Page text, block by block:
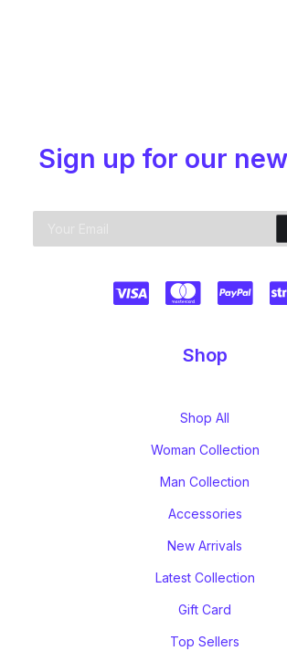
Sign up for our
Shop
Shop All
Woman Collection
Man Collection
Accessories
New Arrivals
Latest Collection
Gift Card
Top Sellers